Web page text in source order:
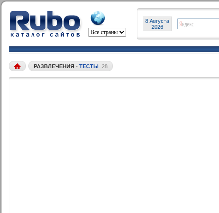
8 Августа
2026
РАЗВЛЕЧЕНИЯ • ТЕСТЫ 28